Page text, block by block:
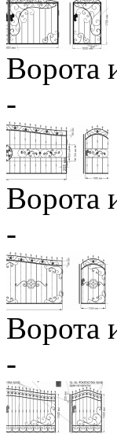
Ворота
-
Ворота
-
Ворота
-